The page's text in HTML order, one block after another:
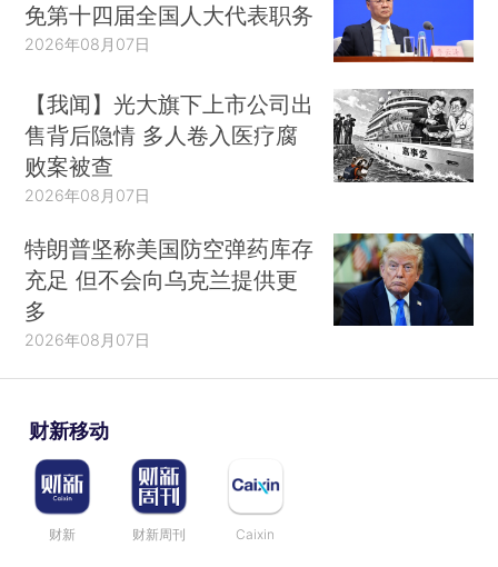
免第十四届全国人大代表职务
2026年08月07日
【我闻】光大旗下上市公司出
售背后隐情 多人卷入医疗腐
败案被查
2026年08月07日
特朗普坚称美国防空弹药库存
充足 但不会向乌克兰提供更
多
2026年08月07日
财新移动
财新 财新周刊 Caixin